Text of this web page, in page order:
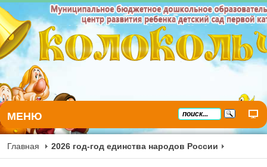
МЕНЮ
Главная 2026 год-год единства народов России